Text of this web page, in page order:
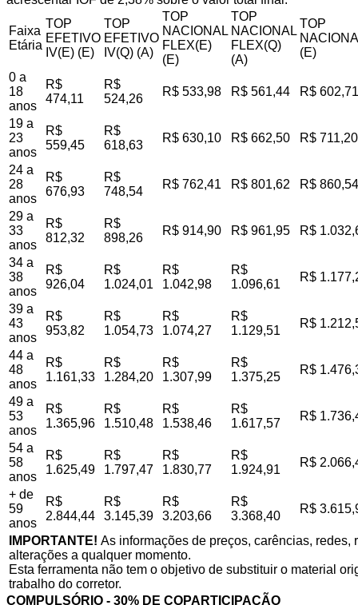
Faixa
Etária
TOP
EFETIVO
IV(E) (E)
TOP
EFETIVO
IV(Q) (A)
TOP
NACIONAL
FLEX(E)
(E)
TOP
NACIONAL
FLEX(Q)
(A)
TOP
(E)
0 a
18
anos
R$
474,11
R$
524,26
R$ 533,98 R$ 561,44 R$ 602,71
19 a
23
anos
R$
559,45
R$
618,63
R$ 630,10 R$ 662,50 R$ 711,20
24 a
28
anos
R$
676,93
R$
748,54
R$ 762,41 R$ 801,62 R$ 860,54
29 a
33
anos
R$
812,32
R$
898,26
R$ 914,90 R$ 961,95 R$
34 a
38
anos
R$
926,04
R$
1.024,01
R$
1.042,98
R$
1.096,61
R$
39 a
43
anos
R$
953,82
R$
1.054,73
R$
1.074,27
R$
1.129,51
R$
44 a
48
anos
R$
1.161,33
R$
1.284,20
R$
1.307,99
R$
1.375,25
R$
49 a
53
anos
R$
1.365,96
R$
1.510,48
R$
1.538,46
R$
1.617,57
R$
54 a
58
anos
R$
1.625,49
R$
1.797,47
R$
1.830,77
R$
1.924,91
R$
+ de
59
anos
R$
2.844,44
R$
3.145,39
R$
3.203,66
R$
3.368,40
R$
IMPORTANTE! As informações de preços, carências,
alterações a qualquer momento.
Esta ferramenta não tem o objetivo de substituir o material
trabalho do corretor.
COMPULSÓRIO - 30% DE COPARTICIPAÇÃO